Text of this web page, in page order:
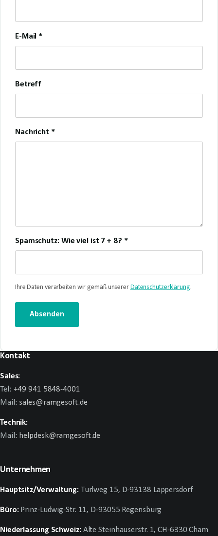
E-Mail *
Betreff
Nachricht *
Spamschutz: Wie viel ist 7 + 8? *
Ihre Daten verarbeiten wir gemäß unserer Datenschutzerklärung.
Absenden
Kontakt
Sales:
Tel: +49 941 5848-4001
Mail: sales@ramgesoft.de
Technik:
Mail: helpdesk@ramgesoft.de
Unternehmen
Hauptsitz/Verwaltung: Turlweg 15, D-93138 Lappersdorf
Büro: Prinz-Ludwig-Str. 11, D-93055 Regensburg
Niederlassung Schweiz: Alte Steinhauserstr. 1, CH-6330 Cham